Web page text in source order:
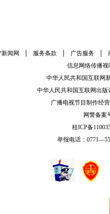
闻网 | 服务条款 | 广告服务 |
信息网络传播视
中华人民共和国互联网
中华人民共和国互联网出
广播电视节目制作经
网警备案
桂ICP备
举报电话：